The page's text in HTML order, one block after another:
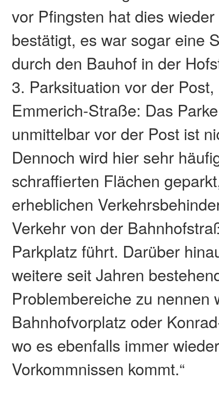
vor Pfingsten hat dies
bestätigt, es war sogar eine
durch den Bauhof in der
3. Parksituation vor der
Emmerich-Straße: Das
unmittelbar vor der Post ist
Dennoch wird hier sehr
schraffierten Flächen
erheblichen
Verkehr von der
Parkplatz führt. Darüber
weitere seit Jahren
Problembereiche zu nennen
Bahnhofvorplatz oder
wo es ebenfalls immer
Vorkommnissen kommt.“